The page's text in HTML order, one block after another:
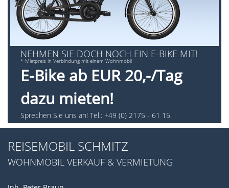
NEHMEN SIE DOCH NOCH EIN E-BIKE MIT!
* Mietpreis in Verbindung mit einem Wohnmobil
E-Bike ab EUR 20,-/Tag
dazu mieten!
Sprechen Sie uns an! Tel.: +49 (0) 2175 - 61 15
REISEMOBIL SCHMITZ
WOHNMOBIL VERKAUF & VERMIETUNG